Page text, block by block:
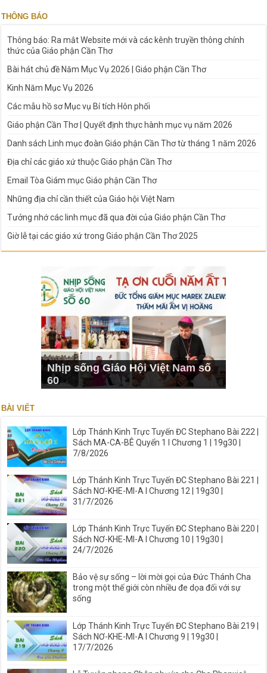
THÔNG BÁO
Thông báo: Ra mắt Website mới và các kênh truyền thông chính
thức của Giáo phận Cần Thơ
Bài hát chủ đề Năm Mục Vụ 2026 | Giáo phận Cần Thơ
Kinh Năm Mục Vụ 2026
Các mẫu hồ sơ Mục vụ Bí tích Hôn phối
Giáo phận Cần Thơ | Quyết định thực hành mục vụ năm 2026
Danh sách Linh mục đoàn Giáo phận Cần Thơ từ tháng 1 năm 2026
Địa chỉ các giáo xứ thuộc Giáo phận Cần Thơ
Email Tòa Giám mục Giáo phận Cần Thơ
Những địa chỉ cần thiết của Giáo hội Việt Nam
Tưởng nhớ các linh mục đã qua đời của Giáo phận Cần Thơ
Giờ lễ tại các giáo xứ trong Giáo phận Cần Thơ 2025
Nhịp sống Giáo Hội Việt Nam số
60
BÀI VIẾT
Lớp Thánh Kinh Trực Tuyến ĐC Stephano Bài 222 |
Sách MA-CA-BÊ Quyển 1 I Chương 1 | 19g30 |
7/8/2026
Lớp Thánh Kinh Trực Tuyến ĐC Stephano Bài 221 |
Sách NƠ-KHE-MI-A I Chương 12 | 19g30 |
31/7/2026
Lớp Thánh Kinh Trực Tuyến ĐC Stephano Bài 220 |
Sách NƠ-KHE-MI-A I Chương 10 | 19g30 |
24/7/2026
Bảo vệ sự sống – lời mời gọi của Đức Thánh Cha
trong một thế giới còn nhiều đe dọa đối với sự
sống
Lớp Thánh Kinh Trực Tuyến ĐC Stephano Bài 219 |
Sách NƠ-KHE-MI-A I Chương 9 | 19g30 |
17/7/2026